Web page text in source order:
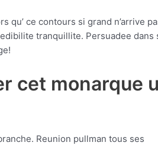
qu’ ce contours si grand n’arrive
tranquillite. Persuadee dans
cet monarque
Reunion pullman tous ses